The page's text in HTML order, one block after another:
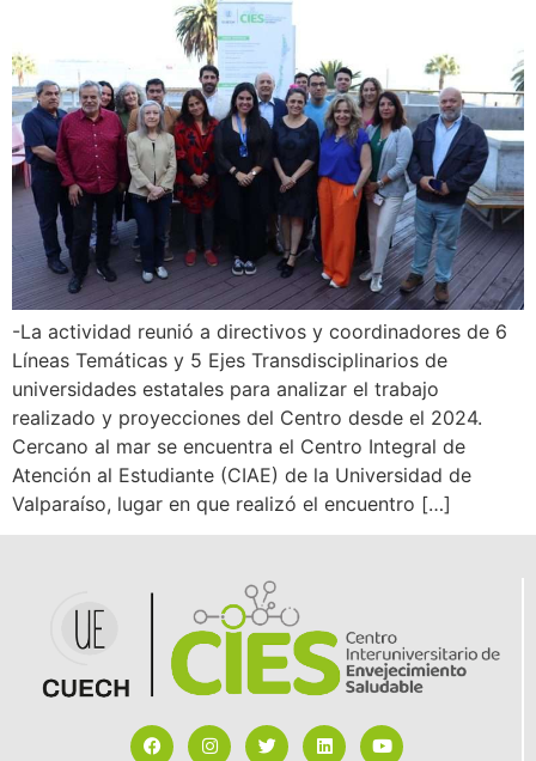
-La actividad reunió a directivos y coordinadores de 6
Líneas Temáticas y 5 Ejes Transdisciplinarios de
universidades estatales para analizar el trabajo
realizado y proyecciones del Centro desde el 2024.
Cercano al mar se encuentra el Centro Integral de
Atención al Estudiante (CIAE) de la Universidad de
Valparaíso, lugar en que realizó el encuentro […]